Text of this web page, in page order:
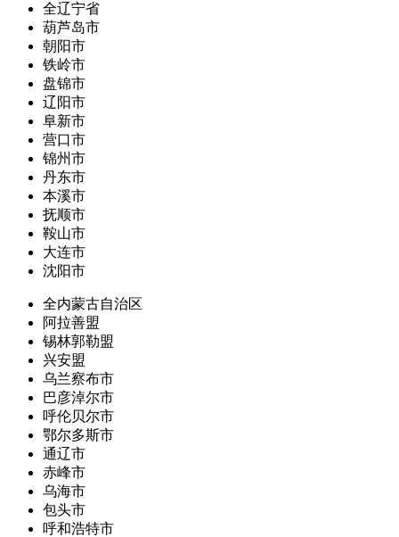
全辽宁省
葫芦岛市
朝阳市
铁岭市
盘锦市
辽阳市
阜新市
营口市
锦州市
丹东市
本溪市
抚顺市
鞍山市
大连市
沈阳市
全内蒙古自治区
阿拉善盟
锡林郭勒盟
兴安盟
乌兰察布市
巴彦淖尔市
呼伦贝尔市
鄂尔多斯市
通辽市
赤峰市
乌海市
包头市
呼和浩特市